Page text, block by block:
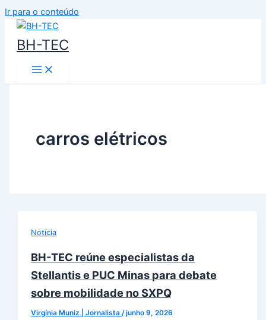
Ir para o conteúdo
BH-TEC
carros elétricos
Notícia
BH-TEC reúne especialistas da
Stellantis e PUC Minas para debate
sobre mobilidade no SXPQ
Virgínia Muniz | Jornalista/junho 9, 2026